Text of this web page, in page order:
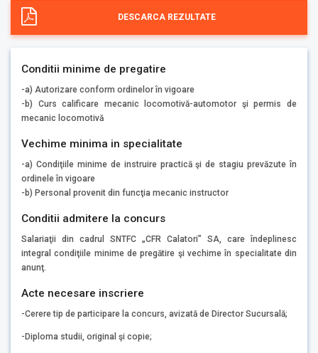
DESCARCA REZULTATE
Conditii minime de pregatire
-a) Autorizare conform ordinelor în vigoare
-b) Curs calificare mecanic locomotivă-automotor şi permis de
mecanic locomotivă
Vechime minima in specialitate
-a) Condiţiile minime de instruire practică şi de stagiu prevăzute în
ordinele în vigoare
-b) Personal provenit din funcţia mecanic instructor
Conditii admitere la concurs
Salariaţii din cadrul SNTFC „CFR Calatori” SA, care îndeplinesc
integral condiţiile minime de pregătire şi vechime în specialitate din
anunţ.
Acte necesare inscriere
-Cerere tip de participare la concurs, avizată de Director Sucursală;
-Diploma studii, original şi copie;